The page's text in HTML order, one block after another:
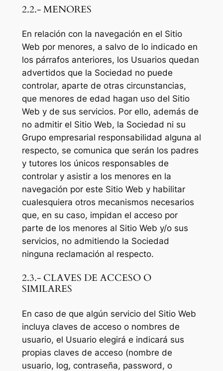
2.2.- MENORES
En relación con la navegación en el Sitio
Web por menores, a salvo de lo indicado en
los párrafos anteriores, los Usuarios quedan
advertidos que la Sociedad no puede
controlar, aparte de otras circunstancias,
que menores de edad hagan uso del Sitio
Web y de sus servicios. Por ello, además de
no admitir el Sitio Web, la Sociedad ni su
Grupo empresarial responsabilidad alguna al
respecto, se comunica que serán los padres
y tutores los únicos responsables de
controlar y asistir a los menores en la
navegación por este Sitio Web y habilitar
cualesquiera otros mecanismos necesarios
que, en su caso, impidan el acceso por
parte de los menores al Sitio Web y/o sus
servicios, no admitiendo la Sociedad
ninguna reclamación al respecto.
2.3.- CLAVES DE ACCESO O
SIMILARES
En caso de que algún servicio del Sitio Web
incluya claves de acceso o nombres de
usuario, el Usuario elegirá e indicará sus
propias claves de acceso (nombre de
usuario, log, contraseña, password, o